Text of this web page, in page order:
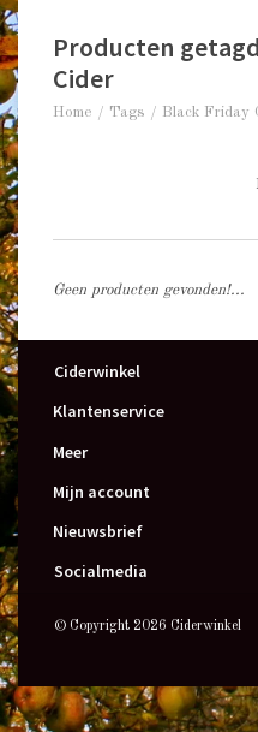
Producten
Cider
Home / Tags / Black Friday
Geen producten gevonden!...
Ciderwinkel
Klantenservice
Meer
Mijn account
Nieuwsbrief
Socialmedia
© Copyright 2026 Ciderwinkel